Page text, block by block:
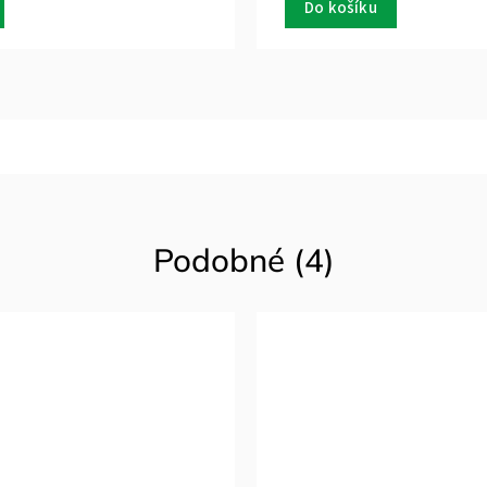
Do košíku
Podobné (4)